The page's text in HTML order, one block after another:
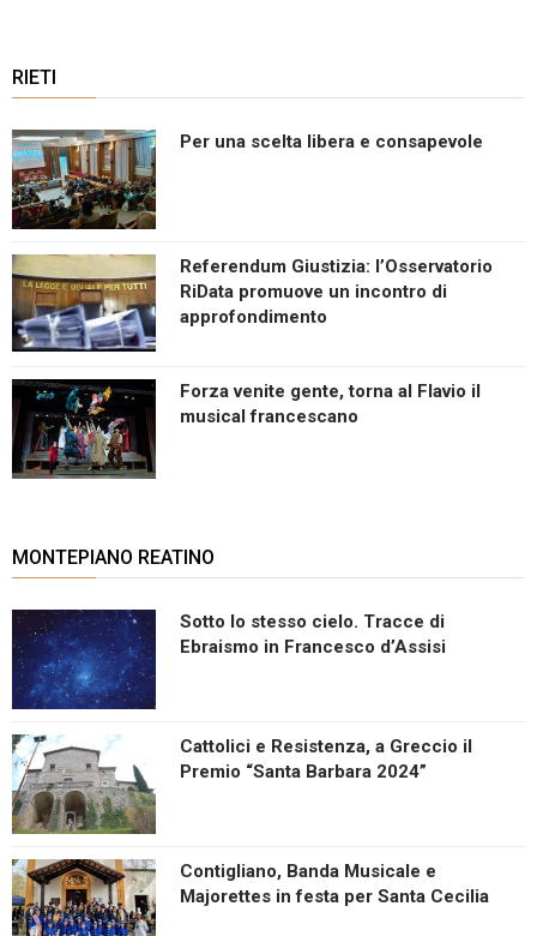
RIETI
Per una scelta libera e consapevole
Referendum Giustizia: l’Osservatorio
RiData promuove un incontro di
approfondimento
Forza venite gente, torna al Flavio il
musical francescano
MONTEPIANO REATINO
Sotto lo stesso cielo. Tracce di
Ebraismo in Francesco d’Assisi
Cattolici e Resistenza, a Greccio il
Premio “Santa Barbara 2024”
Contigliano, Banda Musicale e
Majorettes in festa per Santa Cecilia